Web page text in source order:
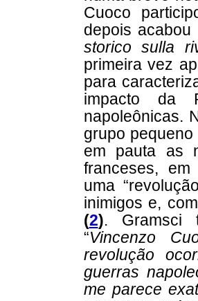
Cuoco
depois
storico sulla
primeira vez
para
impacto da
napoleônicas.
grupo
em pauta as
franceses, em
uma
inimigos e,
(2). Gramsci
“Vincenzo
revolução
guerras
me parece